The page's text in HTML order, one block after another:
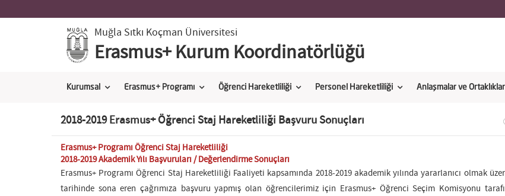
Muğla Sıtkı Koçman Üniversitesi
Erasmus+ Kurum Koordinatörlüğü
Kurumsal Erasmus+ Programı Öğrenci Hareketliliği Personel Hareketliliği Anlaşmalar ve Ortaklıklar
2018-2019 Erasmus+ Öğrenci Staj Hareketliliği Başvuru Sonuçları
Erasmus+ Programı Öğrenci Staj Hareketliliği
2018-2019 Akademik Yılı Başvuruları / Değerlendirme Sonuçları
Erasmus+ Programı Öğrenci Staj Hareketliliği Faaliyeti kapsamında 2018-2019 akademik yılında yararlanıcı olmak
tarihinde sona eren çağrımıza başvuru yapmış olan öğrencilerimiz için Erasmus+ Öğrenci Seçim Komisyonu